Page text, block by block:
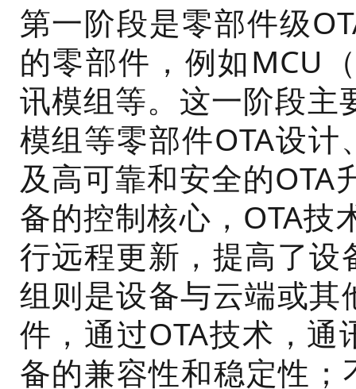
第一阶段是零部件级
的零部件，例如MCU
讯模组等。这一阶段主
模组等零部件OTA设
及高可靠和安全的OTA
备的控制核心，OTA技
行远程更新，提高了
组则是设备与云端或
件，通过OTA技术，
备的兼容性和稳定性